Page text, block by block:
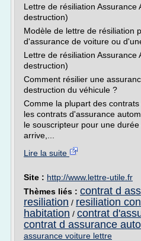
Lettre de résiliation Assurance
destruction)
Modèle de lettre de résiliation
d'assurance de voiture ou
Lettre de résiliation Assurance
destruction)
Comment résilier une
destruction du véhicule ?
Comme la plupart des
les contrats d'assurance
le souscripteur pour une
arrive,...
Lire la suite
Site : http://www.lettre-utile.fr
Thèmes liés : contrat d
resiliation / resiliation
habitation / contrat
contrat d assurance
assurance voiture lettre